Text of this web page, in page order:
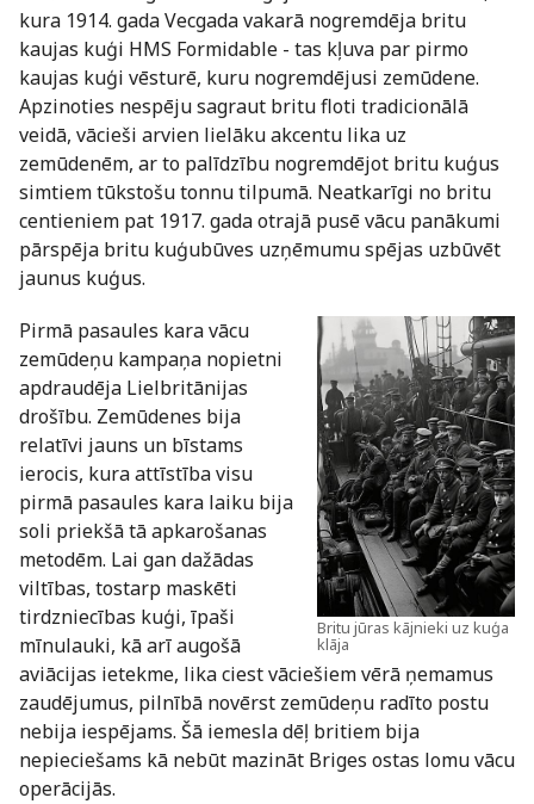
kura 1914. gada Vecgada vakarā nogremdēja britu
kaujas kuģi HMS Formidable - tas kļuva par pirmo
kaujas kuģi vēsturē, kuru nogremdējusi zemūdene.
Apzinoties nespēju sagraut britu floti tradicionālā
veidā, vācieši arvien lielāku akcentu lika uz
zemūdenēm, ar to palīdzību nogremdējot britu kuģus
simtiem tūkstošu tonnu tilpumā. Neatkarīgi no britu
centieniem pat 1917. gada otrajā pusē vācu panākumi
pārspēja britu kuģubūves uzņēmumu spējas uzbūvēt
jaunus kuģus.
Britu jūras kājnieki uz kuģa
klāja
Pirmā pasaules kara vācu
zemūdeņu kampaņa nopietni
apdraudēja Lielbritānijas
drošību. Zemūdenes bija
relatīvi jauns un bīstams
ierocis, kura attīstība visu
pirmā pasaules kara laiku bija
soli priekšā tā apkarošanas
metodēm. Lai gan dažādas
viltības, tostarp maskēti
tirdzniecības kuģi, īpaši
mīnulauki, kā arī augošā
aviācijas ietekme, lika ciest vāciešiem vērā ņemamus
zaudējumus, pilnībā novērst zemūdeņu radīto postu
nebija iespējams. Šā iemesla dēļ britiem bija
nepieciešams kā nebūt mazināt Briges ostas lomu vācu
operācijās.